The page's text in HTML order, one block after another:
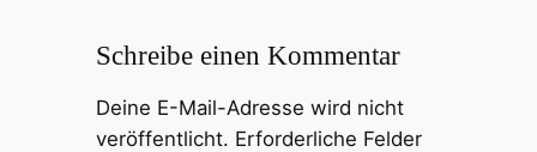
Schreibe einen Kommentar
Deine E-Mail-Adresse wird nicht
veröffentlicht. Erforderliche Felder